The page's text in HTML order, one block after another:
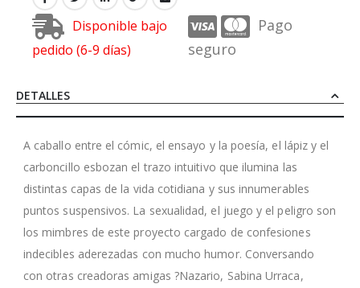
Disponible bajo
pedido (6-9 días)
Pago
seguro
DETALLES
A caballo entre el cómic, el ensayo y la poesía, el lápiz y el
carboncillo esbozan el trazo intuitivo que ilumina las
distintas capas de la vida cotidiana y sus innumerables
puntos suspensivos. La sexualidad, el juego y el peligro son
los mimbres de este proyecto cargado de confesiones
indecibles aderezadas con mucho humor. Conversando
con otras creadoras amigas ?Nazario, Sabina Urraca,